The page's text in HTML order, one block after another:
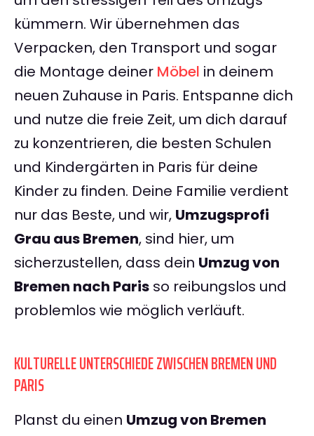
kümmern. Wir übernehmen das
Verpacken, den Transport und sogar
die Montage deiner Möbel in deinem
neuen Zuhause in Paris. Entspanne dich
und nutze die freie Zeit, um dich darauf
zu konzentrieren, die besten Schulen
und Kindergärten in Paris für deine
Kinder zu finden. Deine Familie verdient
nur das Beste, und wir, Umzugsprofi
Grau aus Bremen, sind hier, um
sicherzustellen, dass dein Umzug von
Bremen nach Paris so reibungslos und
problemlos wie möglich verläuft.
KULTURELLE UNTERSCHIEDE ZWISCHEN BREMEN UND
PARIS
Planst du einen Umzug von Bremen